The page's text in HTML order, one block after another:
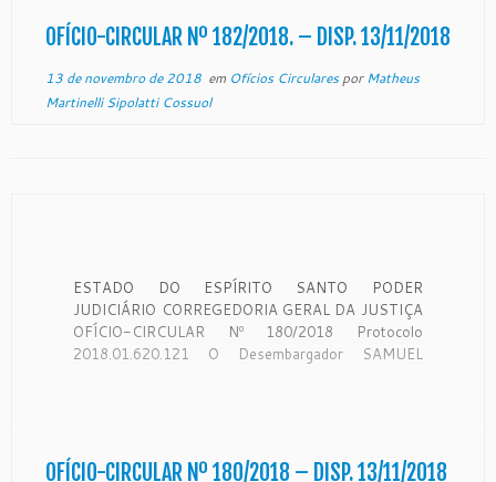
fiscalização, disciplina e orientação administrativa,
[…]
OFÍCIO-CIRCULAR Nº 182/2018. – DISP. 13/11/2018
13 de novembro de 2018em Ofícios CircularesporMatheus
Martinelli Sipolatti Cossuol
ESTADO DO ESPÍRITO SANTO PODER
JUDICIÁRIO CORREGEDORIA GERAL DA JUSTIÇA
OFÍCIO-CIRCULAR Nº 180/2018 Protocolo
2018.01.620.121 O Desembargador SAMUEL
fiscalização, disciplina e orientação administrativa,
OFÍCIO-CIRCULAR Nº 180/2018 – DISP. 13/11/2018